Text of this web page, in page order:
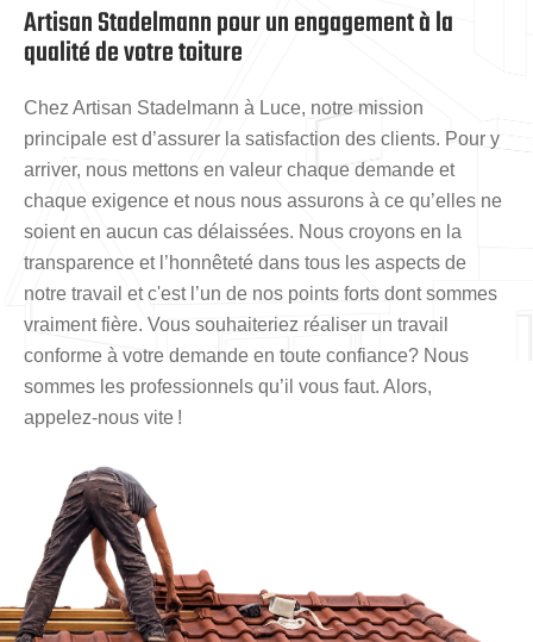
Artisan Stadelmann pour un engagement à la
qualité de votre toiture
Chez Artisan Stadelmann à Luce, notre mission
principale est d’assurer la satisfaction des clients. Pour y
arriver, nous mettons en valeur chaque demande et
chaque exigence et nous nous assurons à ce qu’elles ne
soient en aucun cas délaissées. Nous croyons en la
transparence et l’honnêteté dans tous les aspects de
notre travail et c'est l’un de nos points forts dont sommes
vraiment fière. Vous souhaiteriez réaliser un travail
conforme à votre demande en toute confiance? Nous
sommes les professionnels qu’il vous faut. Alors,
appelez-nous vite !